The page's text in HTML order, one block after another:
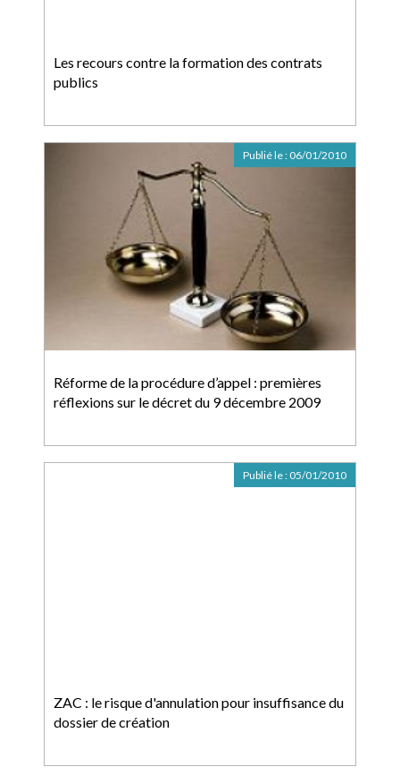
Les recours contre la formation des contrats
publics
Réforme de la procédure d’appel : premières
réflexions sur le décret du 9 décembre 2009
Publié le : 06/01/2010
ZAC : le risque d'annulation pour insuffisance du
dossier de création
Publié le : 05/01/2010